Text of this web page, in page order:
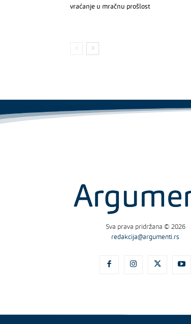
vraćanje u mračnu prošlost
Sva prava pridržana © 2026
redakcija@argumenti.rs